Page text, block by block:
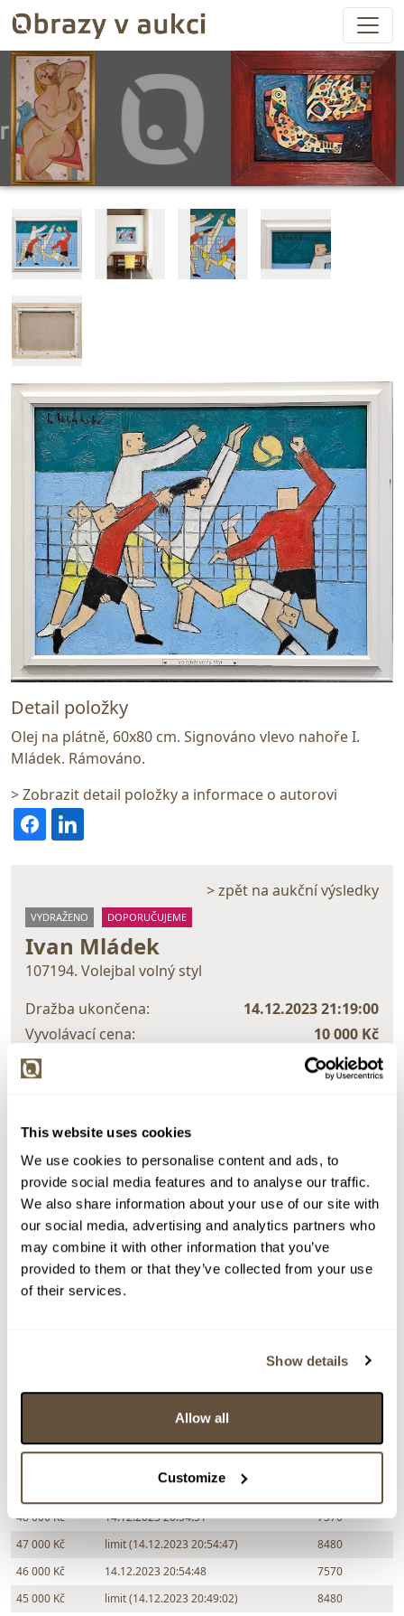
This website uses cookies
We use cookies to personalise content and ads, to
provide social media features and to analyse our traffic.
We also share information about your use of our site with
our social media, advertising and analytics partners who
may combine it with other information that you’ve
provided to them or that they’ve collected from your use
of their services.
Show details
Allow all
Customize
Detail položky
Olej na plátně, 60x80 cm. Signováno vlevo nahoře I.
Mládek. Rámováno.
> Zobrazit detail položky a informace o autorovi
> zpět na aukční výsledky
VYDRAŽENO DOPORUČUJEME
Ivan Mládek
107194. Volejbal volný styl
Dražba ukončena:
14.12.2023 21:19:00
Vyvolávací cena:
10 000 Kč
vydraženo za:
75 000 Kč
Chcete prodat obraz od stejného autora?
> Zobrazit informaci jak prodat obraz v aukci
Částka Přihozeno
Přihodil
75 000 Kč
14.12.2023 21:16:23
523
48 000 Kč
14.12.2023 20:54:51
7570
47 000 Kč
limit (14.12.2023 20:54:47)
8480
46 000 Kč
14.12.2023 20:54:48
7570
45 000 Kč
limit (14.12.2023 20:49:02)
8480